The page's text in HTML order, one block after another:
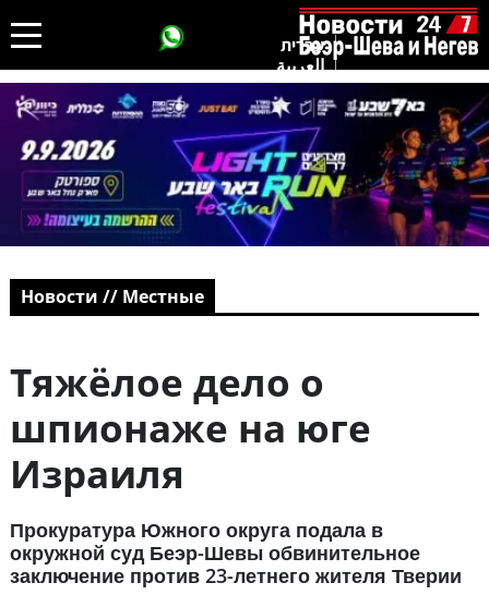
עברית
العربية
Новости // Местные
Тяжёлое дело о
шпионаже на юге
Израиля
Прокуратура Южного округа подала в
окружной суд Беэр-Шевы обвинительное
заключение против 23-летнего жителя Тверии